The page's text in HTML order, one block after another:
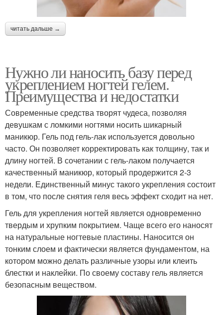
читать дальше →
Нужно ли наносить базу перед
укреплением ногтей гелем.
Преимущества и недостатки
Современные средства творят чудеса, позволяя
девушкам с ломкими ногтями носить шикарный
маникюр. Гель под гель-лак используется довольно
часто. Он позволяет корректировать как толщину, так и
длину ногтей. В сочетании с гель-лаком получается
качественный маникюр, который продержится 2-3
недели. Единственный минус такого укрепления состоит
в том, что после снятия геля весь эффект сходит на нет.
Гель для укрепления ногтей является одновременно
твердым и хрупким покрытием. Чаще всего его наносят
на натуральные ногтевые пластины. Наносится он
тонким слоем и фактически является фундаментом, на
котором можно делать различные узоры или клеить
блестки и наклейки. По своему составу гель является
безопасным веществом.